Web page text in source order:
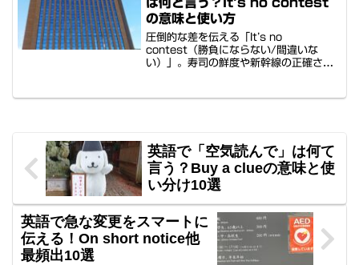
速版付きで、ネイティブの心を掴むユー
モア溢れる英語力が身についていきま
す。
の意味と使い方
圧倒的な差を伝える「It’s no
contest（勝負にならない/間違いな
い）」。寿司の鮮度や新幹線の正確さな
感英語です。日常会話の例から、ゲスト
英語で「空気読んで」は何て
言う？Buy a clueの意味と使
い分け10選
英語で急な変更をスマートに
伝える！On short notice他
最頻出10選